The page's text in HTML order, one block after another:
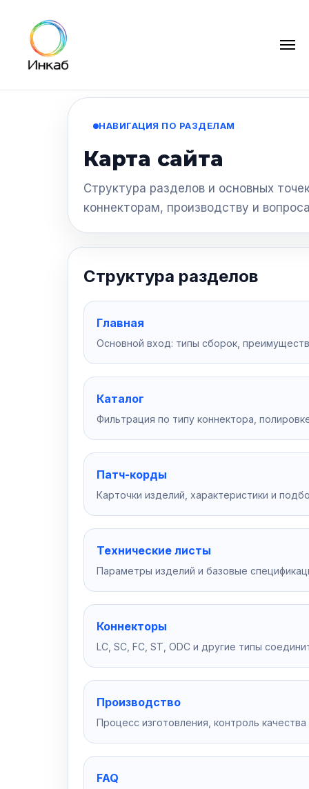
НАВИГАЦИЯ ПО РАЗДЕЛАМ
Карта сайта
Структура разделов и основных
коннекторам, производству и
Структура разделов
Главная
Основной вход: типы сборок,
Каталог
Фильтрация по типу коннектора,
Патч-корды
Карточки изделий, характеристики и
Технические листы
Параметры изделий и базовые
Коннекторы
LC, SC, FC, ST, ODC и другие типы
Производство
Процесс изготовления, контроль
FAQ